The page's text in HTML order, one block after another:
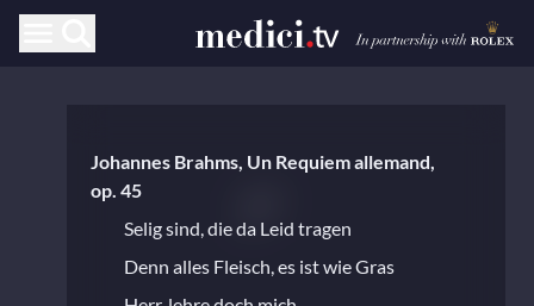
Johannes Brahms, Un Requiem allemand,
op. 45
Selig sind, die da Leid tragen
Denn alles Fleisch, es ist wie Gras